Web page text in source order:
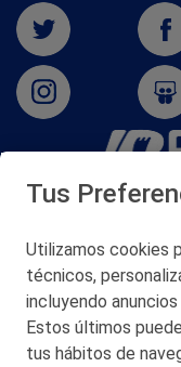
San
Tus
Utilizamos cookies
técnicos,
incluyendo
Estos últimos
tus hábitos de